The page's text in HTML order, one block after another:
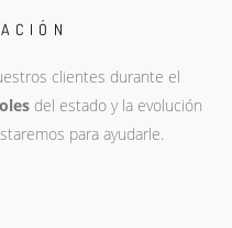
clientes durante el
del estado y la evolución
para ayudarle.